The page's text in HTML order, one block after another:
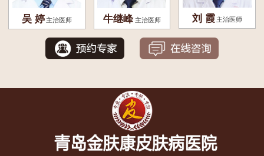
吴 婷 主治医师 牛继峰 主治医师 刘 霞 主治医师